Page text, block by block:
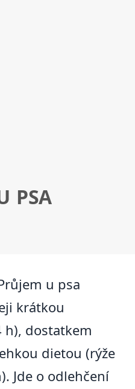
PSA
u psa
krátkou
h), dostatkem
dietou (rýže
Jde o odlehčení